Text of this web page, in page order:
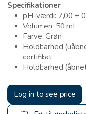
Specifikationer
pH-værdi: 7,00 ±
Volumen: 50 mL
Farve: Grøn
Holdbarhed
certifikat
Holdbarhed
Log in to see price